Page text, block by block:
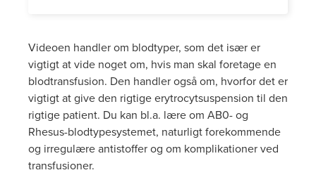
Videoen handler om blodtyper, som det især er
vigtigt at vide noget om, hvis man skal foretage en
blodtransfusion. Den handler også om, hvorfor det er
vigtigt at give den rigtige erytrocytsuspension til den
rigtige patient. Du kan bl.a. lære om AB0- og
Rhesus-blodtypesystemet, naturligt forekommende
og irregulære antistoffer og om komplikationer ved
transfusioner.